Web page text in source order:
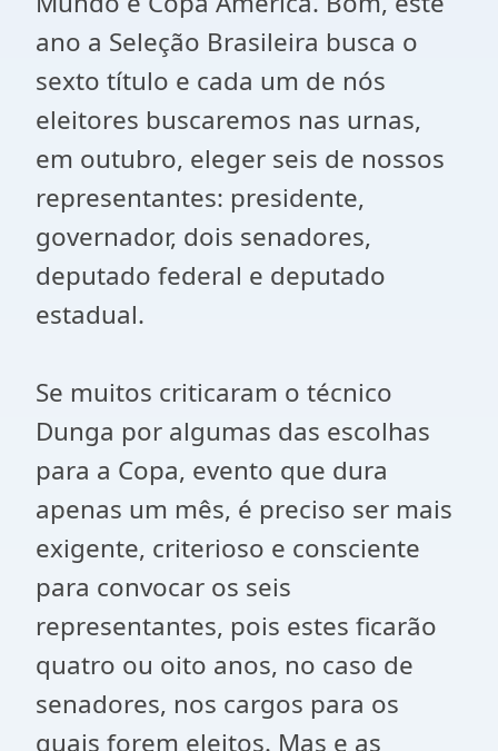
ano a Seleção Brasileira busca o
sexto título e cada um de nós
eleitores buscaremos nas urnas,
em outubro, eleger seis de nossos
representantes: presidente,
governador, dois senadores,
deputado federal e deputado
estadual.
Se muitos criticaram o técnico
Dunga por algumas das escolhas
para a Copa, evento que dura
apenas um mês, é preciso ser mais
exigente, criterioso e consciente
para convocar os seis
representantes, pois estes ficarão
quatro ou oito anos, no caso de
senadores, nos cargos para os
quais forem eleitos. Mas e as